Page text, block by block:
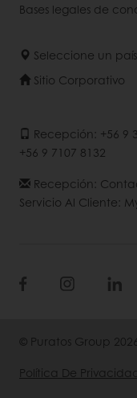
Bases legales de
Seleccione un país
Sitio Corporativo
Recepción: +56 9
+56 9 7107 8132
Recepción:
Servicio Al Cliente:
© Puratos Group
Política De